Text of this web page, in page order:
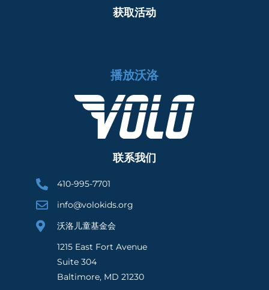
获取活动
播放沃洛
联系我们
410-995-7701
info@volokids.org
沃洛儿童基金会
1215 East Fort Avenue
Suite 304
Baltimore, MD 21230